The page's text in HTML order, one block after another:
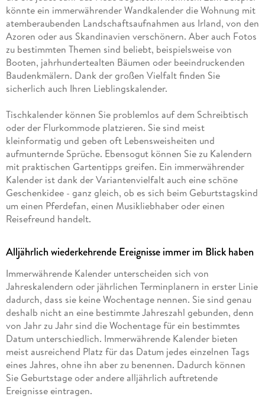
könnte ein immerwährender Wandkalender die Wohnung mit
atemberaubenden Landschaftsaufnahmen aus Irland, von den
Azoren oder aus Skandinavien verschönern. Aber auch Fotos
zu bestimmten Themen sind beliebt, beispielsweise von
Booten, jahrhundertealten Bäumen oder beeindruckenden
Baudenkmälern. Dank der großen Vielfalt finden Sie
sicherlich auch Ihren Lieblingskalender.
Tischkalender können Sie problemlos auf dem Schreibtisch
oder der Flurkommode platzieren. Sie sind meist
kleinformatig und geben oft Lebensweisheiten und
aufmunternde Sprüche. Ebensogut können Sie zu Kalendern
mit praktischen Gartentipps greifen. Ein immerwährender
Kalender ist dank der Variantenvielfalt auch eine schöne
Geschenkidee - ganz gleich, ob es sich beim Geburtstagskind
um einen Pferdefan, einen Musikliebhaber oder einen
Reisefreund handelt.
Alljährlich wiederkehrende Ereignisse immer im Blick haben
Immerwährende Kalender unterscheiden sich von
Jahreskalendern oder jährlichen Terminplanern in erster Linie
dadurch, dass sie keine Wochentage nennen. Sie sind genau
deshalb nicht an eine bestimmte Jahreszahl gebunden, denn
von Jahr zu Jahr sind die Wochentage für ein bestimmtes
Datum unterschiedlich. Immerwährende Kalender bieten
meist ausreichend Platz für das Datum jedes einzelnen Tags
eines Jahres, ohne ihn aber zu benennen. Dadurch können
Sie Geburtstage oder andere alljährlich auftretende
Ereignisse eintragen.